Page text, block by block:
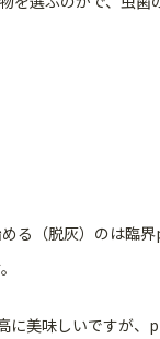
る（脱灰）のは臨
に美味しいですが、